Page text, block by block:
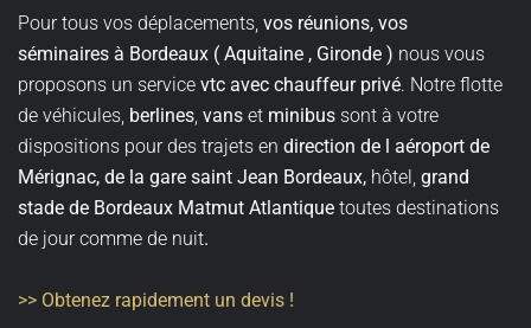
Pour tous vos déplacements, vos réunions, vos
séminaires à Bordeaux ( Aquitaine , Gironde ) nous vous
proposons un service vtc avec chauffeur privé. Notre flotte
de véhicules, berlines, vans et minibus sont à votre
dispositions pour des trajets en direction de l aéroport de
Mérignac, de la gare saint Jean Bordeaux, hôtel, grand
stade de Bordeaux Matmut Atlantique toutes destinations
de jour comme de nuit.
>> Obtenez rapidement un devis !